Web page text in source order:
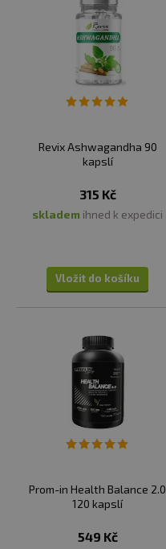
Revix Ashwagandha 90
kapslí
315 Kč
skladem ihned k expedici
Vložit do košíku
Prom-in Health Balance 2.0
120 kapslí
549 Kč